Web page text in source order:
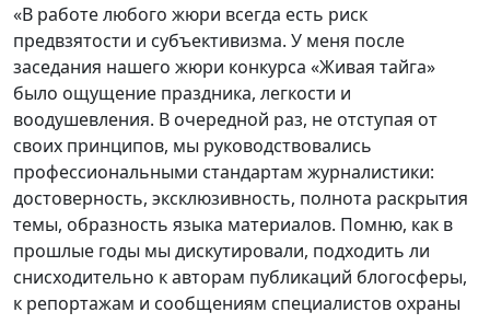
«В работе любого жюри всегда есть риск
предвзятости и субъективизма. У меня после
заседания нашего жюри конкурса «Живая тайга»
было ощущение праздника, легкости и
воодушевления. В очередной раз, не отступая от
своих принципов, мы руководствовались
профессиональными стандартам журналистики:
достоверность, эксклюзивность, полнота раскрытия
темы, образность языка материалов. Помню, как в
прошлые годы мы дискутировали, подходить ли
снисходительно к авторам публикаций блогосферы,
к репортажам и сообщениям специалистов охраны